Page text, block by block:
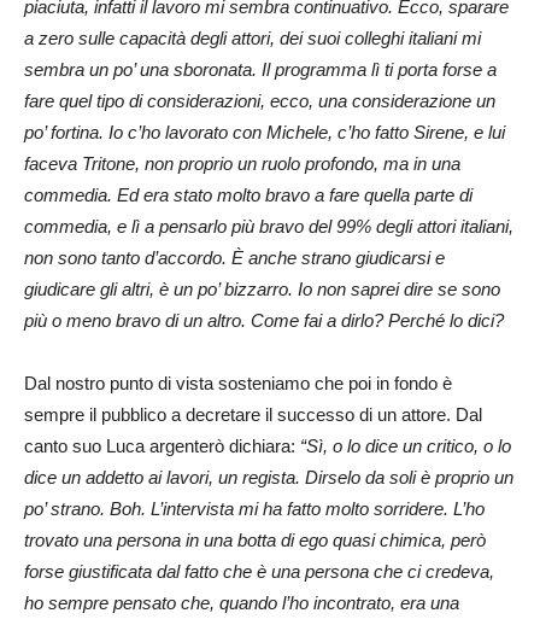
piaciuta, infatti il lavoro mi sembra continuativo. Ecco, sparare
a zero sulle capacità degli attori, dei suoi colleghi italiani mi
sembra un po’ una sboronata. Il programma lì ti porta forse a
fare quel tipo di considerazioni, ecco, una considerazione un
po’ fortina. Io c’ho lavorato con Michele, c’ho fatto Sirene, e lui
faceva Tritone, non proprio un ruolo profondo, ma in una
commedia. Ed era stato molto bravo a fare quella parte di
commedia, e lì a pensarlo più bravo del 99% degli attori italiani,
non sono tanto d’accordo. È anche strano giudicarsi e
giudicare gli altri, è un po’ bizzarro. Io non saprei dire se sono
più o meno bravo di un altro. Come fai a dirlo? Perché lo dici?
Dal nostro punto di vista sosteniamo che poi in fondo è
sempre il pubblico a decretare il successo di un attore. Dal
canto suo Luca argenterò dichiara: “Sì, o lo dice un critico, o lo
dice un addetto ai lavori, un regista. Dirselo da soli è proprio un
po’ strano. Boh. L’intervista mi ha fatto molto sorridere. L’ho
trovato una persona in una botta di ego quasi chimica, però
forse giustificata dal fatto che è una persona che ci credeva,
ho sempre pensato che, quando l’ho incontrato, era una